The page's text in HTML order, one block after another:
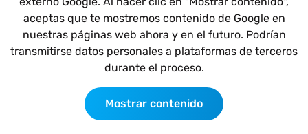
aceptas que te mostremos contenido de Google en
nuestras páginas web ahora y en el futuro. Podrían
transmitirse datos personales a plataformas de terceros
durante el proceso.
Mostrar contenido